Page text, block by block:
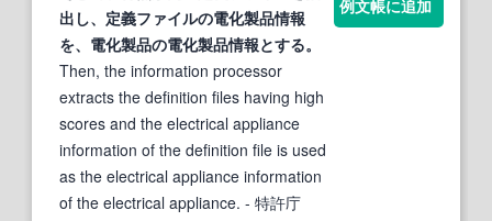
出し、定義ファイルの電化製品情報
を、 電化製品の電化製品情報とする。
Then, the information processor
extracts the definition files having high
scores and the electrical appliance
information of the definition file is used
as the electrical appliance information
of the electrical appliance. - 特許庁
例文帳に追加